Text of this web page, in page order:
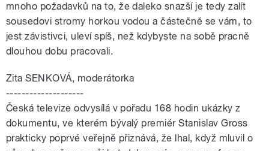
mnoho požadavků na to, že daleko snazší je tedy zalít
sousedovi stromy horkou vodou a částečně se vám, to
jest závistivci, uleví spíš, než kdybyste na sobě pracně
dlouhou dobu pracovali.
Zita SENKOVÁ, moderátorka
--------------------
Česká televize odvysílá v pořadu 168 hodin ukázky z
dokumentu, ve kterém bývalý premiér Stanislav Gross
prakticky poprvé veřejně přiznává, že lhal, když mluvil o